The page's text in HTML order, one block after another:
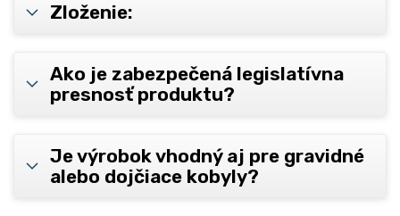
Zloženie:
Ako je zabezpečená legislatívna
presnosť produktu?
Je výrobok vhodný aj pre gravidné
alebo dojčiace kobyly?